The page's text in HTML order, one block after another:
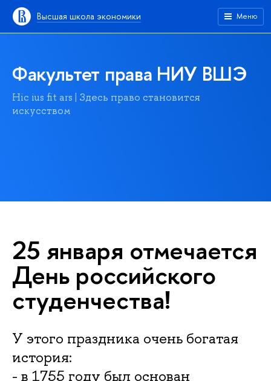
Высшая школа экономики Меню
Факультет права НИУ ВШЭ
Hic ius fit ars | Здесь право становится
искусством
25 января отмечается
День российского
студенчества!
У этого праздника очень богатая
история:
- в 1755 году был основан